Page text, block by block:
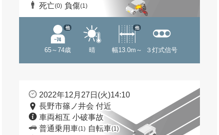
死亡(0) 負傷(1)
65～74歳
他
晴 幅13.0m～
他
３灯式信号
2022年12月27日(火)14:10
長野市篠ノ井会 付近
車両相互 小破事故
普通乗用車(1) 自転車(1)